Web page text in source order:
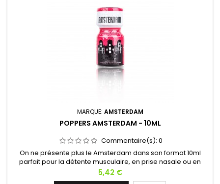
MARQUE: AMSTERDAM
POPPERS AMSTERDAM - 10ML
Commentaire(s): 0
On ne présente plus le Amsterdam dans son format 10ml
parfait pour la détente musculaire, en prise nasale ou en
diffuseur dans une pièce.Au lit, en soirée ou après le travail ?
C’est le Poppers idéal !À base de Propyl ça en fait un
Prix
5,42 €